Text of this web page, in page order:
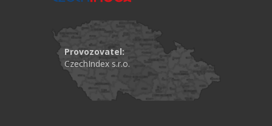
Provozovatel:
CzechIndex s.r.o.